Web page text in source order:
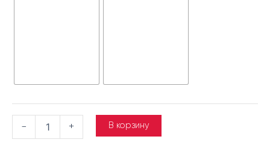
- + В корзину